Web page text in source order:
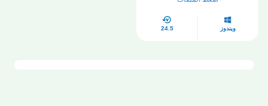
ويندوز 24.5